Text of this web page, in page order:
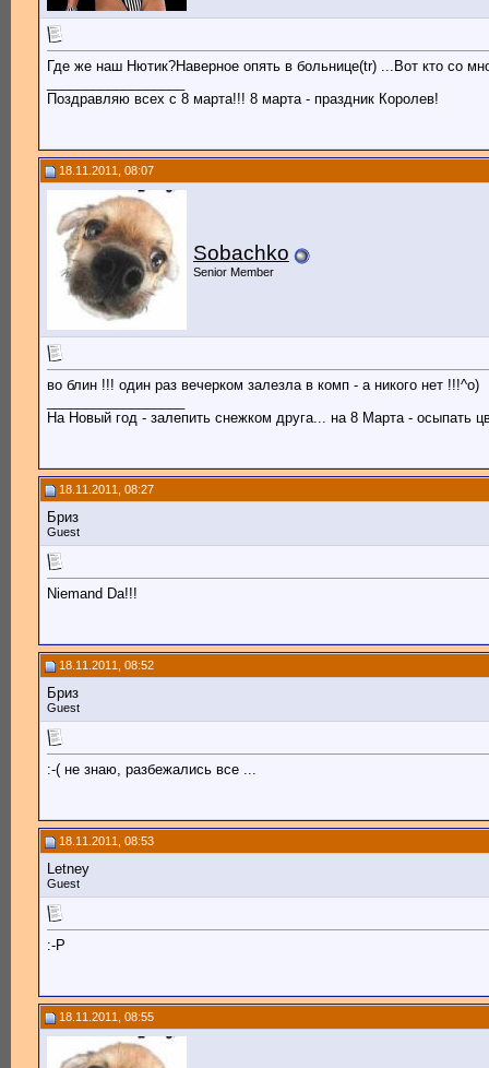
Где же наш Нютик?Наверное опять в больнице(tr) ...Вот кто со
Поздравляю всех с 8 марта!!! 8 марта - праздник Королев!
18.11.2011, 08:07
Sobachko
Senior Member
во блин !!! один раз вечерком залезла в комп - а никого нет !!!^o)
На Новый год - залепить снежком друга... на 8 Марта - осыпать
18.11.2011, 08:27
Бриз
Guest
Niemand Da!!!
18.11.2011, 08:52
Бриз
Guest
:-( не знаю, разбежались все ...
18.11.2011, 08:53
Letney
Guest
:-P
18.11.2011, 08:55